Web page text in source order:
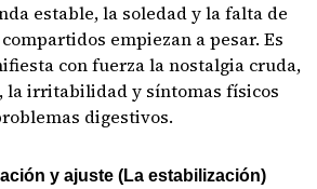
estable, la soledad y la falta de
empiezan a pesar. Es
con fuerza la nostalgia cruda,
la irritabilidad y síntomas físicos
digestivos.
y ajuste (La estabilización)